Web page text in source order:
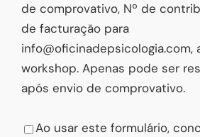
de comprovativo, Nº de
de facturação para
info@oficinadepsicologia.com,
workshop. Apenas pode ser
após envio de comprovativo.
Ao usar este formulário,